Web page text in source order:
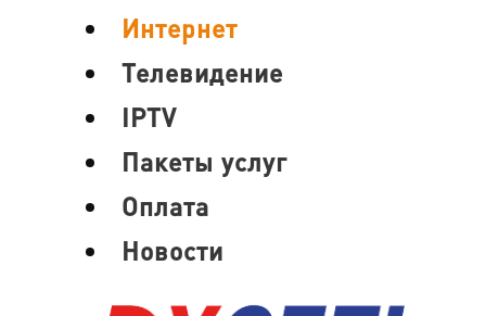
Интернет
Телевидение
IPTV
Пакеты услуг
Оплата
Новости